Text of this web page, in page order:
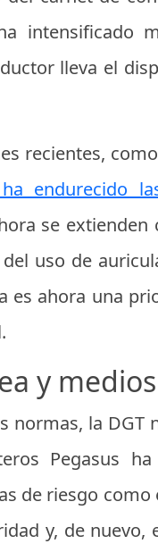
intensificado
lleva el
recientes,
endurecido
se
uso de
ahora una
y
normas, la
Pegasus
de riesgo
y, de nuevo,